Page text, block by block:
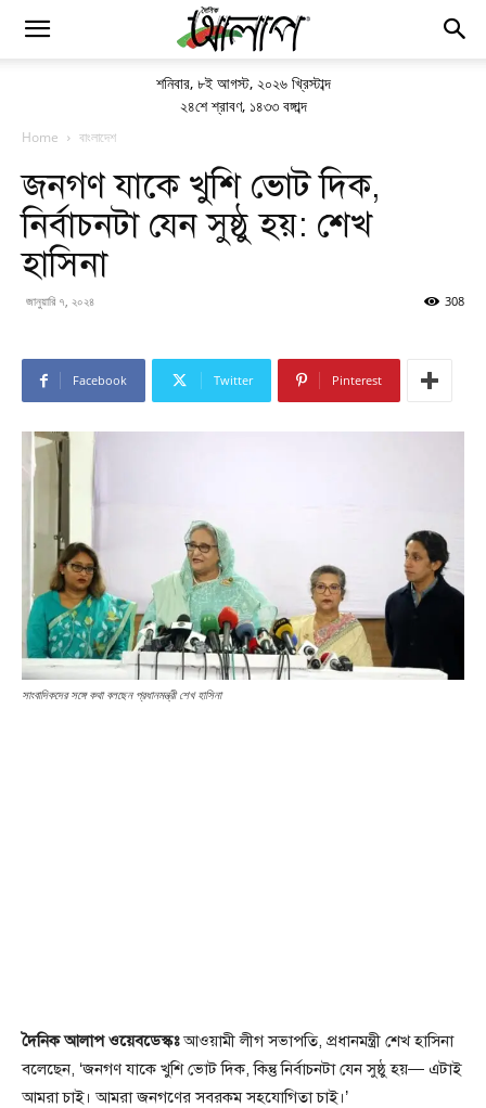
শনিবার, ৮ই আগস্ট, ২০২৬ খ্রিস্টাব্দ
২৪শে শ্রাবণ, ১৪৩৩ বঙ্গাব্দ
Home বাংলাদেশ
জনগণ যাকে খুশি ভোট দিক,
নির্বাচনটা যেন সুষ্ঠু হয়: শেখ
হাসিনা
জানুয়ারি ৭, ২০২৪ 308
Facebook Twitter Pinterest
সাংবাদিকদের সঙ্গে কথা বলছেন প্রধানমন্ত্রী শেখ হাসিনা
দৈনিক আলাপ ওয়েবডেস্কঃআওয়ামী লীগ সভাপতি, প্রধানমন্ত্রী শেখ হাসিনা
বলেছেন, ‘জনগণ যাকে খুশি ভোট দিক, কিন্তু নির্বাচনটা যেন সুষ্ঠু হয়— এটাই
আমরা চাই। আমরা জনগণের সবরকম সহযোগিতা চাই।’